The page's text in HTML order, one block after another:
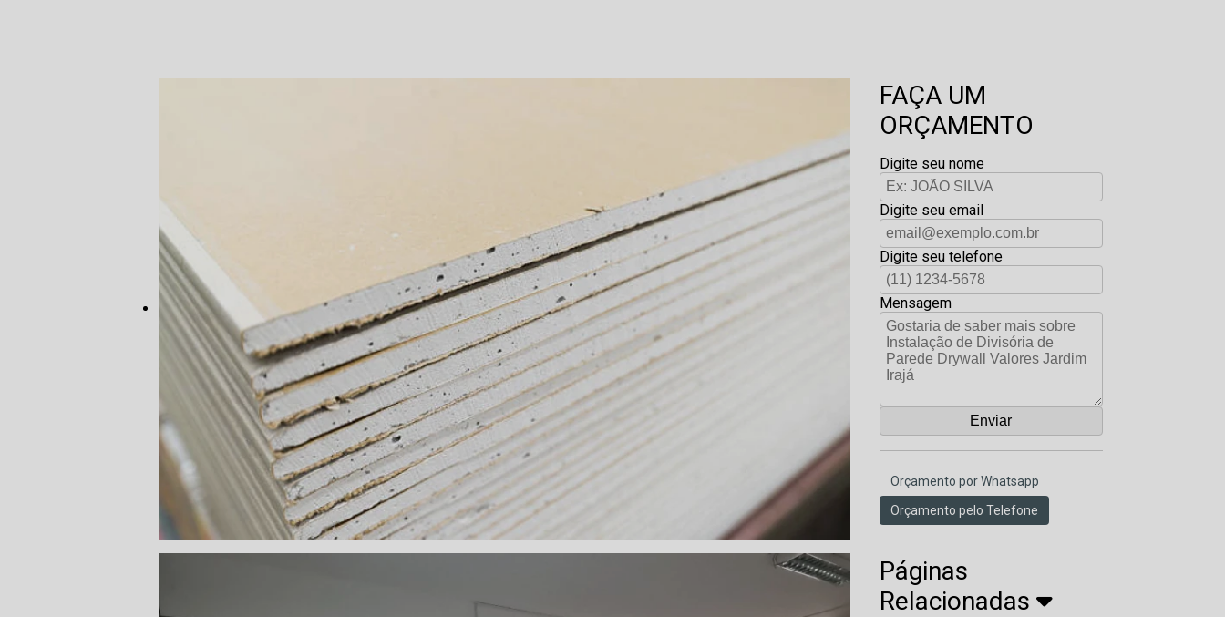
FAÇA UM
ORÇAMENTO
Digite seu nome
Digite seu email
Digite seu telefone
Mensagem
Orçamento por Whatsapp
Orçamento pelo Telefone
Páginas
Relacionadas